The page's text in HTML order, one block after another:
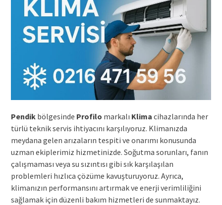
Pendikbölgesinde Profilo markalı Klima cihazlarında her
türlü teknik servis ihtiyacını karşılıyoruz. Klimanızda
meydana gelen arızaların tespiti ve onarımı konusunda
uzman ekiplerimiz hizmetinizde. Soğutma sorunları, fanın
çalışmaması veya su sızıntısı gibi sık karşılaşılan
problemleri hızlıca çözüme kavuşturuyoruz. Ayrıca,
klimanızın performansını artırmak ve enerji verimliliğini
sağlamak için düzenli bakım hizmetleri de sunmaktayız.